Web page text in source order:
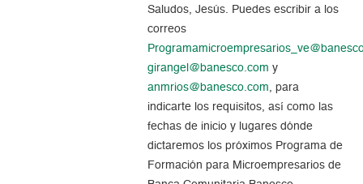
Saludos, Jesús. Puedes escribir a los
correos
girangel@banesco.com y
anmrios@banesco.com , para
indicarte los requisitos, así como las
fechas de inicio y lugares dónde
dictaremos los próximos Programa de
Formación para Microempresarios de